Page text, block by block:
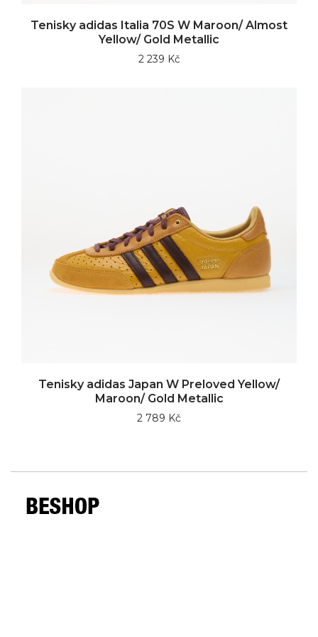
Tenisky adidas Italia 70S W Maroon/ Almost
Yellow/ Gold Metallic
2 239 Kč
Tenisky adidas Japan W Preloved Yellow/
Maroon/ Gold Metallic
2 789 Kč